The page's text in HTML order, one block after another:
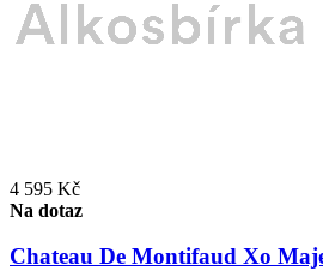
4 595 Kč
Na dotaz
Chateau De Montifaud Xo